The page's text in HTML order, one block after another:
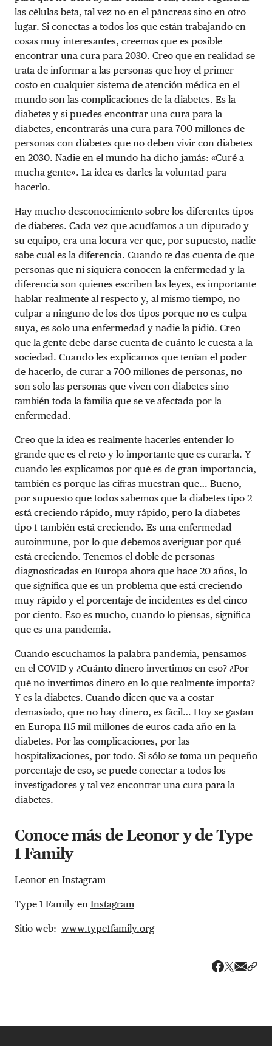
las células beta, tal vez no en el páncreas sino en otro
lugar. Si conectas a todos los que están trabajando en
cosas muy interesantes, creemos que es posible
encontrar una cura para 2030. Creo que en realidad se
trata de informar a las personas que hoy el primer
costo en cualquier sistema de atención médica en el
mundo son las complicaciones de la diabetes. Es la
diabetes y si puedes encontrar una cura para la
diabetes, encontrarás una cura para 700 millones de
personas con diabetes que no deben vivir con diabetes
en 2030. Nadie en el mundo ha dicho jamás: «Curé a
mucha gente». La idea es darles la voluntad para
hacerlo.
Hay mucho desconocimiento sobre los diferentes tipos
de diabetes. Cada vez que acudíamos a un diputado y
su equipo, era una locura ver que, por supuesto, nadie
sabe cuál es la diferencia. Cuando te das cuenta de que
personas que ni siquiera conocen la enfermedad y la
diferencia son quienes escriben las leyes, es importante
hablar realmente al respecto y, al mismo tiempo, no
culpar a ninguno de los dos tipos porque no es culpa
suya, es solo una enfermedad y nadie la pidió. Creo
que la gente debe darse cuenta de cuánto le cuesta a la
sociedad. Cuando les explicamos que tenían el poder
de hacerlo, de curar a 700 millones de personas, no
son solo las personas que viven con diabetes sino
también toda la familia que se ve afectada por la
enfermedad.
Creo que la idea es realmente hacerles entender lo
grande que es el reto y lo importante que es curarla. Y
cuando les explicamos por qué es de gran importancia,
también es porque las cifras muestran que… Bueno,
por supuesto que todos sabemos que la diabetes tipo 2
está creciendo rápido, muy rápido, pero la diabetes
tipo 1 también está creciendo. Es una enfermedad
autoinmune, por lo que debemos averiguar por qué
está creciendo. Tenemos el doble de personas
diagnosticadas en Europa ahora que hace 20 años, lo
que significa que es un problema que está creciendo
muy rápido y el porcentaje de incidentes es del cinco
por ciento. Eso es mucho, cuando lo piensas, significa
que es una pandemia.
Cuando escuchamos la palabra pandemia, pensamos
en el COVID y ¿Cuánto dinero invertimos en eso? ¿Por
qué no invertimos dinero en lo que realmente importa?
Y es la diabetes. Cuando dicen que va a costar
demasiado, que no hay dinero, es fácil… Hoy se gastan
en Europa 115 mil millones de euros cada año en la
diabetes. Por las complicaciones, por las
hospitalizaciones, por todo. Si sólo se toma un pequeño
porcentaje de eso, se puede conectar a todos los
investigadores y tal vez encontrar una cura para la
diabetes.
Conoce más de Leonor y de Type
1 Family
Leonor en Instagram
Type 1 Family en Instagram
Sitio web: www.type1family.org